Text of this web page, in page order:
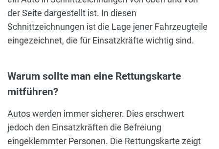
der Seite dargestellt ist. In diesen
Schnittzeichnungen ist die Lage jener Fahrzeugteile
eingezeichnet, die für Einsatzkräfte wichtig sind.
Warum sollte man eine Rettungskarte
mitführen?
Autos werden immer sicherer. Dies erschwert
jedoch den Einsatzkräften die Befreiung
eingeklemmter Personen. Die Rettungskarte zeigt